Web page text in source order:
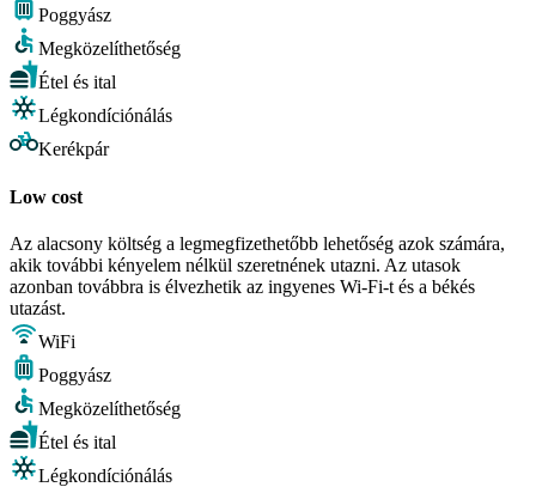
Poggyász
Megközelíthetőség
Étel és ital
Légkondíciónálás
Kerékpár
Low cost
Az alacsony költség a legmegfizethetőbb lehetőség azok számára,
akik további kényelem nélkül szeretnének utazni. Az utasok
azonban továbbra is élvezhetik az ingyenes Wi-Fi-t és a békés
utazást.
WiFi
Poggyász
Megközelíthetőség
Étel és ital
Légkondíciónálás